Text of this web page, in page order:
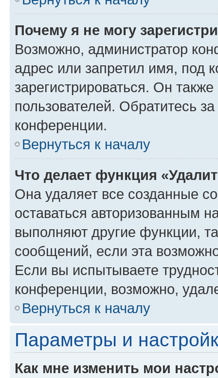
Почему я не могу
Возможно, администратор
адрес или запретил имя, под
зарегистрироваться. Он
пользователей. Обратитесь
конференции.
Вернуться к началу
Что делает функция
Она удаляет все созданные
оставаться авторизованным
выполняют другие функции,
сообщений, если эта
Если вы испытываете
конференции, возможно,
Вернуться к началу
Параметры и
Как мне изменить мои